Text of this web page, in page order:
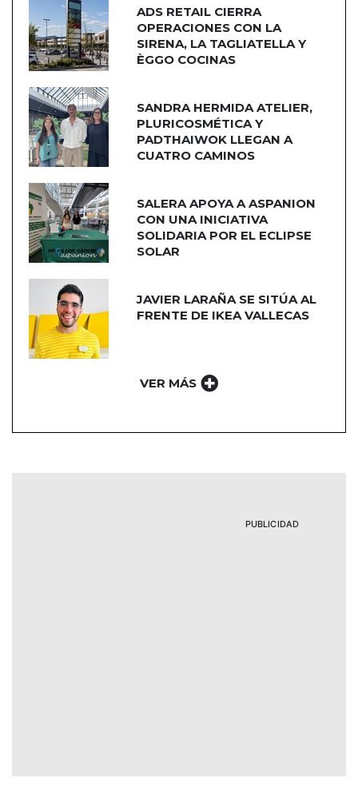
ADS RETAIL CIERRA
OPERACIONES CON LA
SIRENA, LA TAGLIATELLA Y
ÈGGO COCINAS
SANDRA HERMIDA ATELIER,
PLURICOSMÉTICA Y
PADTHAIWOK LLEGAN A
CUATRO CAMINOS
SALERA APOYA A ASPANION
CON UNA INICIATIVA
SOLIDARIA POR EL ECLIPSE
SOLAR
JAVIER LARAÑA SE SITÚA AL
FRENTE DE IKEA VALLECAS
VER MÁS
PUBLICIDAD